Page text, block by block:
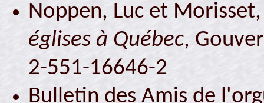
Noppen, Luc et
églises à Québec,
2-551-16646-2
Bulletin des Amis de